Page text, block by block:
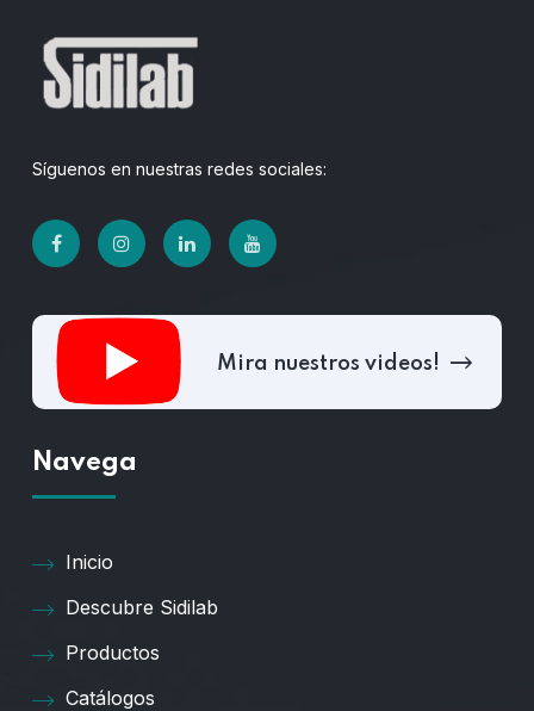
Síguenos en nuestras redes sociales:
Mira nuestros videos!
Navega
Inicio
Descubre Sidilab
Productos
Catálogos